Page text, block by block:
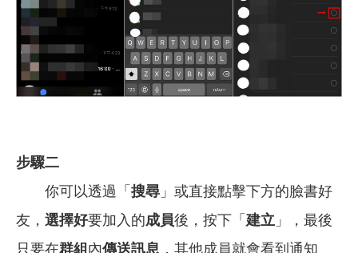
步驟二
你可以透過「 搜尋 」或直接點擊下方的臉書好
友， 選擇好要加入的成員後，按下「 建立 」，最後
只要在群組 內傳送訊息 ，其他成員就會看到通知